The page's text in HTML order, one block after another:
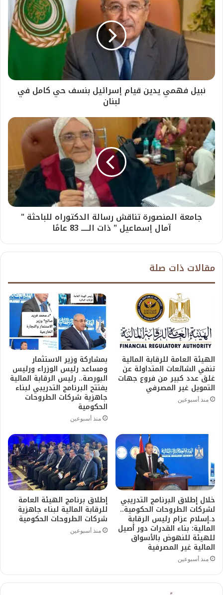
نبيل فهمي يدين قيام إسرائيل بنسف حي كامل في
لبنان
جامعة المنصورة تناقش رسالة الدكتوراه للباحثة "
آمال إسماعيل " ذات الـــــ 83 عامًا
مقالات ذات صلة
الهيئة العامة للرقابة المالية
تنفي الشائعات المتداولة عن
غلق عدد كبير من فروع جهات
التمويل غير المصرفي
منذ أسبوعين
بمشاركة وزير الاستثمار
ومساعد رئيس الوزراء ورئيس
البورصة.. رئيس الرقابة المالية
يفتتح البرنامج التدريبي لبناء
جاهزية شركات الطروحات
الحكومية
منذ أسبوعين
خلال إطلاق البرنامج التدريبي
لشركات الطروحات الحكومية..
د.إسلام عزام رئيس الرقابة
المالية: بناء القدرات دور أصيل
للهيئة للنهوض بالأسواق
المالية غير المصرفية
منذ أسبوعين
إطلاق برنامج الهيئة العامة
للرقابة المالية لبناء جاهزية
شركات الطروحات الحكومية
منذ أسبوعين